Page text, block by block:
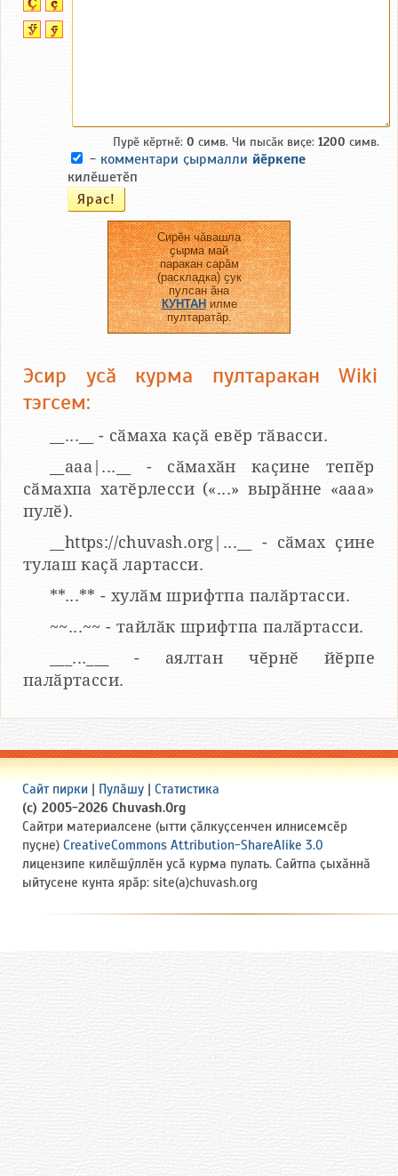
Пурӗ кӗртнӗ: 0 симв. Чи пысӑк виҫе: 1200 симв.
- комментари ҫырмалли йӗркепе
килӗшетӗп
Сирӗн чӑвашла
ҫырма май
паракан сарӑм
(раскладка) ҫук
пулсан ӑна
КУНТАНилме
пултаратӑр.
Эсир усӑ курма пултаракан Wiki
тэгсем:
__...__ - сӑмаха каҫӑ евӗр тӑвасси.
__aaa|...__ - сӑмахӑн каҫине тепӗр
сӑмахпа хатӗрлесси («...» вырӑнне «ааа»
пулӗ).
__https://chuvash.org|...__ - сӑмах ҫине
тулаш каҫӑ лартасси.
**...** - хулӑм шрифтпа палӑртасси.
~~...~~ - тайлӑк шрифтпа палӑртасси.
___...___ - аялтан чӗрнӗ йӗрпе
палӑртасси.
Сайт пирки | Пулӑшу | Статистика
(c) 2005-2026 Chuvash.Org
Сайтри материалсене (ытти ҫӑлкуҫсенчен илнисемсӗр
пуҫне) CreativeCommons Attribution-ShareAlike 3.0
лицензипе килӗшӳллӗн усӑ курма пулать. Сайтпа ҫыхӑннӑ
ыйтусене кунта ярӑр: site(a)chuvash.org